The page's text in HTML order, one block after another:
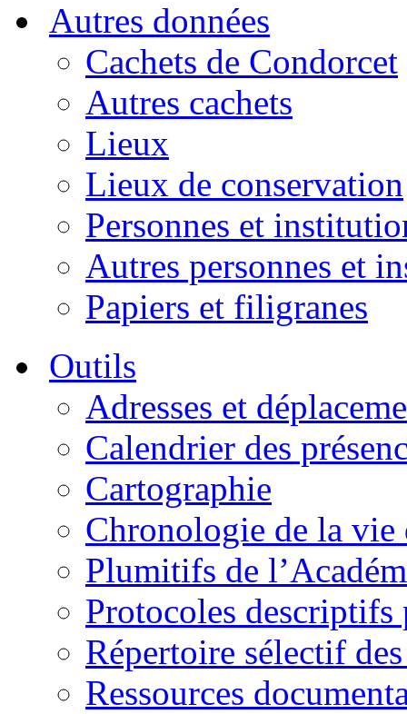
Autres données
Cachets de Condorcet
Autres cachets
Lieux
Lieux de conservation
Personnes et
Autres personnes et
Papiers et filigranes
Outils
Adresses et
Calendrier des
Cartographie
Chronologie de la vie
Plumitifs de
Protocoles descriptifs
Répertoire sélectif
Ressources